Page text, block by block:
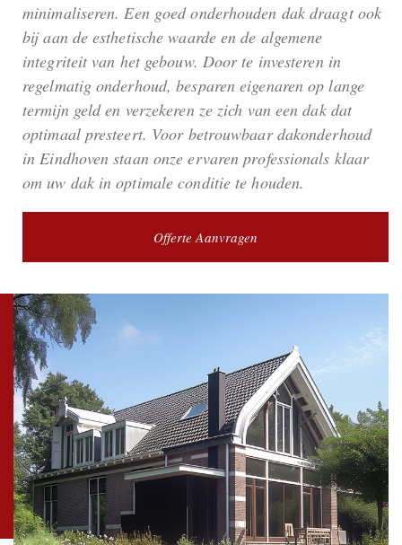
minimaliseren. Een goed onderhouden dak draagt ook
bij aan de esthetische waarde en de algemene
integriteit van het gebouw. Door te investeren in
regelmatig onderhoud, besparen eigenaren op lange
termijn geld en verzekeren ze zich van een dak dat
optimaal presteert. Voor betrouwbaar dakonderhoud
in Eindhoven staan onze ervaren professionals klaar
om uw dak in optimale conditie te houden.
Offerte Aanvragen